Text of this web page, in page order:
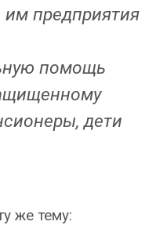
предприятия
помощь
дети
же тему: